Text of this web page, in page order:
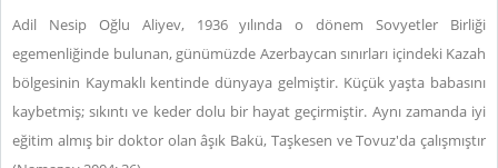
Adil Nesip Oğlu Aliyev, 1936 yılında o dönem Sovyetler Birliği
egemenliğinde bulunan, günümüzde Azerbaycan sınırları içindeki Kazah
bölgesinin Kaymaklı kentinde dünyaya gelmiştir. Küçük yaşta babasını
kaybetmiş; sıkıntı ve keder dolu bir hayat geçirmiştir. Aynı zamanda iyi
eğitim almış bir doktor olan âşık Bakü, Taşkesen ve Tovuz'da çalışmıştır